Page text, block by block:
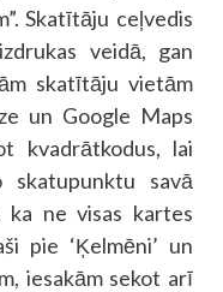
Skatītāju ceļvedis
veidā, gan
skatītāju vietām
un Google Maps
kvadrātkodus, lai
savā
ka ne visas kartes
pie ‘Ķelmēni’ un
iesakām sekot arī